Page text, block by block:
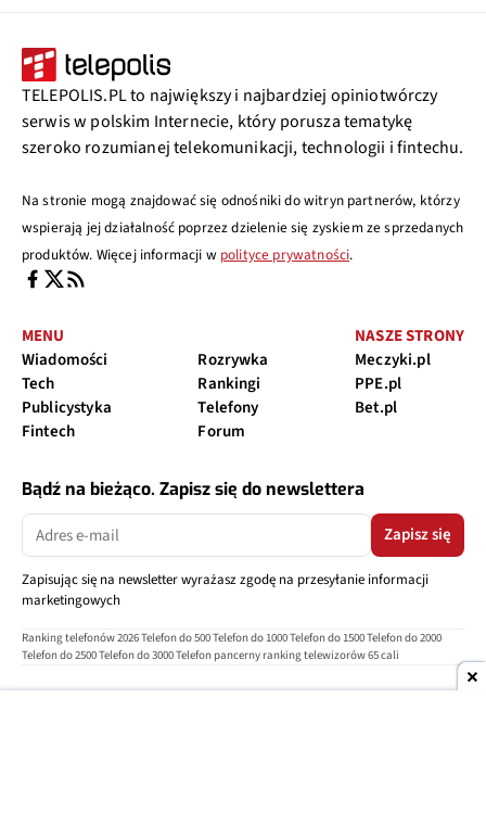
TELEPOLIS.PL to największy i najbardziej opiniotwórczy
serwis w polskim Internecie, który porusza tematykę
szeroko rozumianej telekomunikacji, technologii i fintechu.
Na stronie mogą znajdować się odnośniki do witryn partnerów, którzy
wspierają jej działalność poprzez dzielenie się zyskiem ze sprzedanych
produktów. Więcej informacji w polityce prywatności.
MENU
Wiadomości
Tech
Publicystyka
Fintech
Rozrywka
Rankingi
Telefony
Forum
NASZE STRONY
Meczyki.pl
PPE.pl
Bet.pl
Bądź na bieżąco. Zapisz się do newslettera
Zapisz się
Zapisując się na newsletter wyrażasz zgodę na przesyłanie informacji
marketingowych
Ranking telefonów 2026Telefon do 500Telefon do 1000Telefon do 1500Telefon do 2000
Telefon do 2500Telefon do 3000Telefon pancerny ranking telewizorów 65 cali